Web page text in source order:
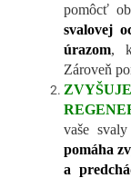
pomôcť
svalovej
úrazom,
Zároveň
vaše
pomáha
a